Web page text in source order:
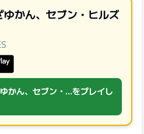
かん、セブン・ヒルズ
手に入れよう
かん、セブン・...をプレイし